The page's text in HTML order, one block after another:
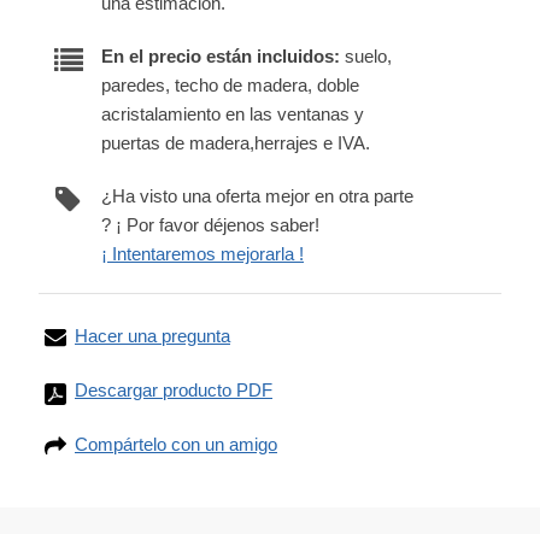
En el precio están incluidos: suelo,
paredes, techo de madera, doble
acristalamiento en las ventanas y
puertas de madera,herrajes e IVA.
¿Ha visto una oferta mejor en otra parte
? ¡ Por favor déjenos saber!
¡ Intentaremos mejorarla !
Hacer una pregunta
Descargar producto PDF
Compártelo con un amigo